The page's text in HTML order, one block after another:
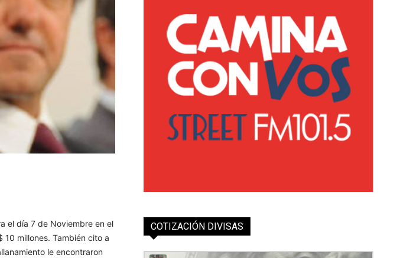
el día 7 de Noviembre en el
millones. También cito a
le encontraron
COTIZACIÓN DIVISAS